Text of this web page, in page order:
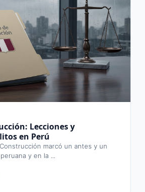
Lecciones y
en Perú
marcó un antes y un
y en la ...